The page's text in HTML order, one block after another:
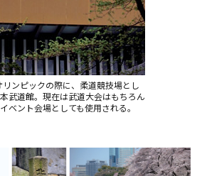
ンピックの際に、柔道競技場とし
武道館。現在は武道大会はもちろん
ベント会場としても使用される。